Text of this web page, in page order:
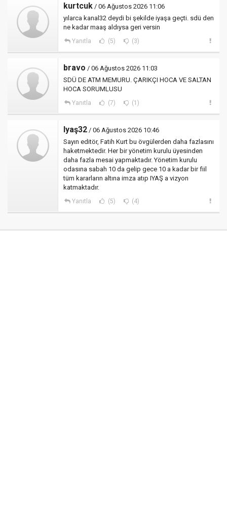
kurtcuk / 06 Ağustos 2026 11:06
yılarca kanal32 deydi bi şekilde iyaşa geçti. sdü den
ne kadar maaş aldıysa geri versin
Yanıtla (5) (3)
bravo / 06 Ağustos 2026 11:03
SDÜ DE ATM MEMURU. ÇARIKÇI HOCA VE SALTAN
HOCA SORUMLUSU
Yanıtla (7) (1)
Iyaş32 / 06 Ağustos 2026 10:46
Sayın editör, Fatih Kurt bu övgülerden daha fazlasını
haketmektedir. Her bir yönetim kurulu üyesinden
daha fazla mesai yapmaktadır. Yönetim kurulu
odasına sabah 10 da gelip gece 10 a kadar bir fiil
tüm kararların altına imza atıp IYAŞ a vizyon
katmaktadır.
Yanıtla (5) (4)